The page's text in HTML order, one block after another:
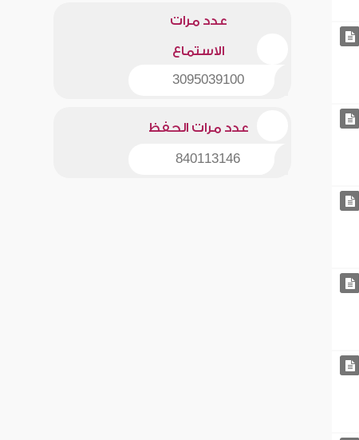
عدد مرات
الاستماع
3095039100
عدد مرات الحفظ
840113146